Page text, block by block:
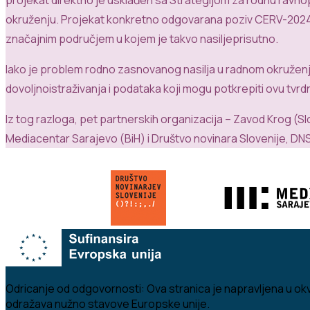
okruženju.Projekatkonkretnoodgovarana pozivCERV-
značajnim područjemukojem jetakvonasiljeprisutno.
Iako je problemrodno zasnovanognasiljauradnom
dovoljnoistraživanjai podatakakojimogu potkrepitiovu
Iztograzloga, petpartnerskihorganizacija – ZavodKrog (
MediacentarSarajevo (BiH) iDruštvonovinaraSlovenije,
Odricanje od odgovornosti: Ova stranica je napravljena u
odražava nužno stavove Europske unije.